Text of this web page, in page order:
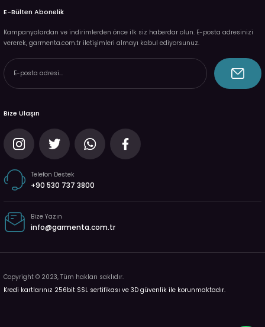
E-Bülten Abonelik
Kampanyalardan ve indirimlerden önce ilk siz haberdar olun. E-posta adresinizi
vererek, garmenta.com.tr iletişimleri almayı kabul ediyorsunuz.
Bize Ulaşın
Telefon Destek
+90 530 737 3800
Bize Yazın
info@garmenta.com.tr
Copyright © 2023, Tüm hakları saklıdır.
Kredi kartlarınız 256bit SSL sertifikası ve 3D güvenlik ile korunmaktadır.